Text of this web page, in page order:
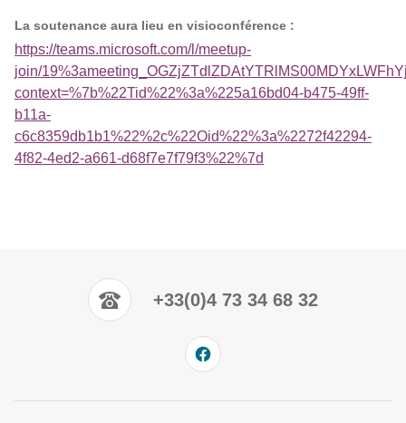
La soutenance aura lieu en visioconférence :
https://teams.microsoft.com/l/meetup-
join/
context=%7b%22Tid%22%3a%225a16bd04-b475-49ff-
b11a-
c6c8359db1b1%22%2c%22Oid%22%3a%2272f42294-
4f82-4ed2-a661-d68f7e7f79f3%22%7d
+33(0)4 73 34 68 32